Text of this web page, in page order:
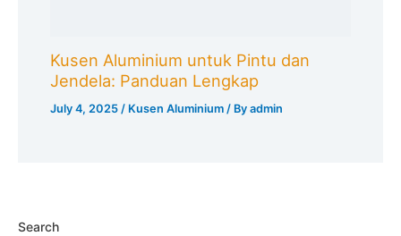
Kusen Aluminium untuk Pintu dan
Jendela: Panduan Lengkap
July 4, 2025 / Kusen Aluminium / Byadmin
Search